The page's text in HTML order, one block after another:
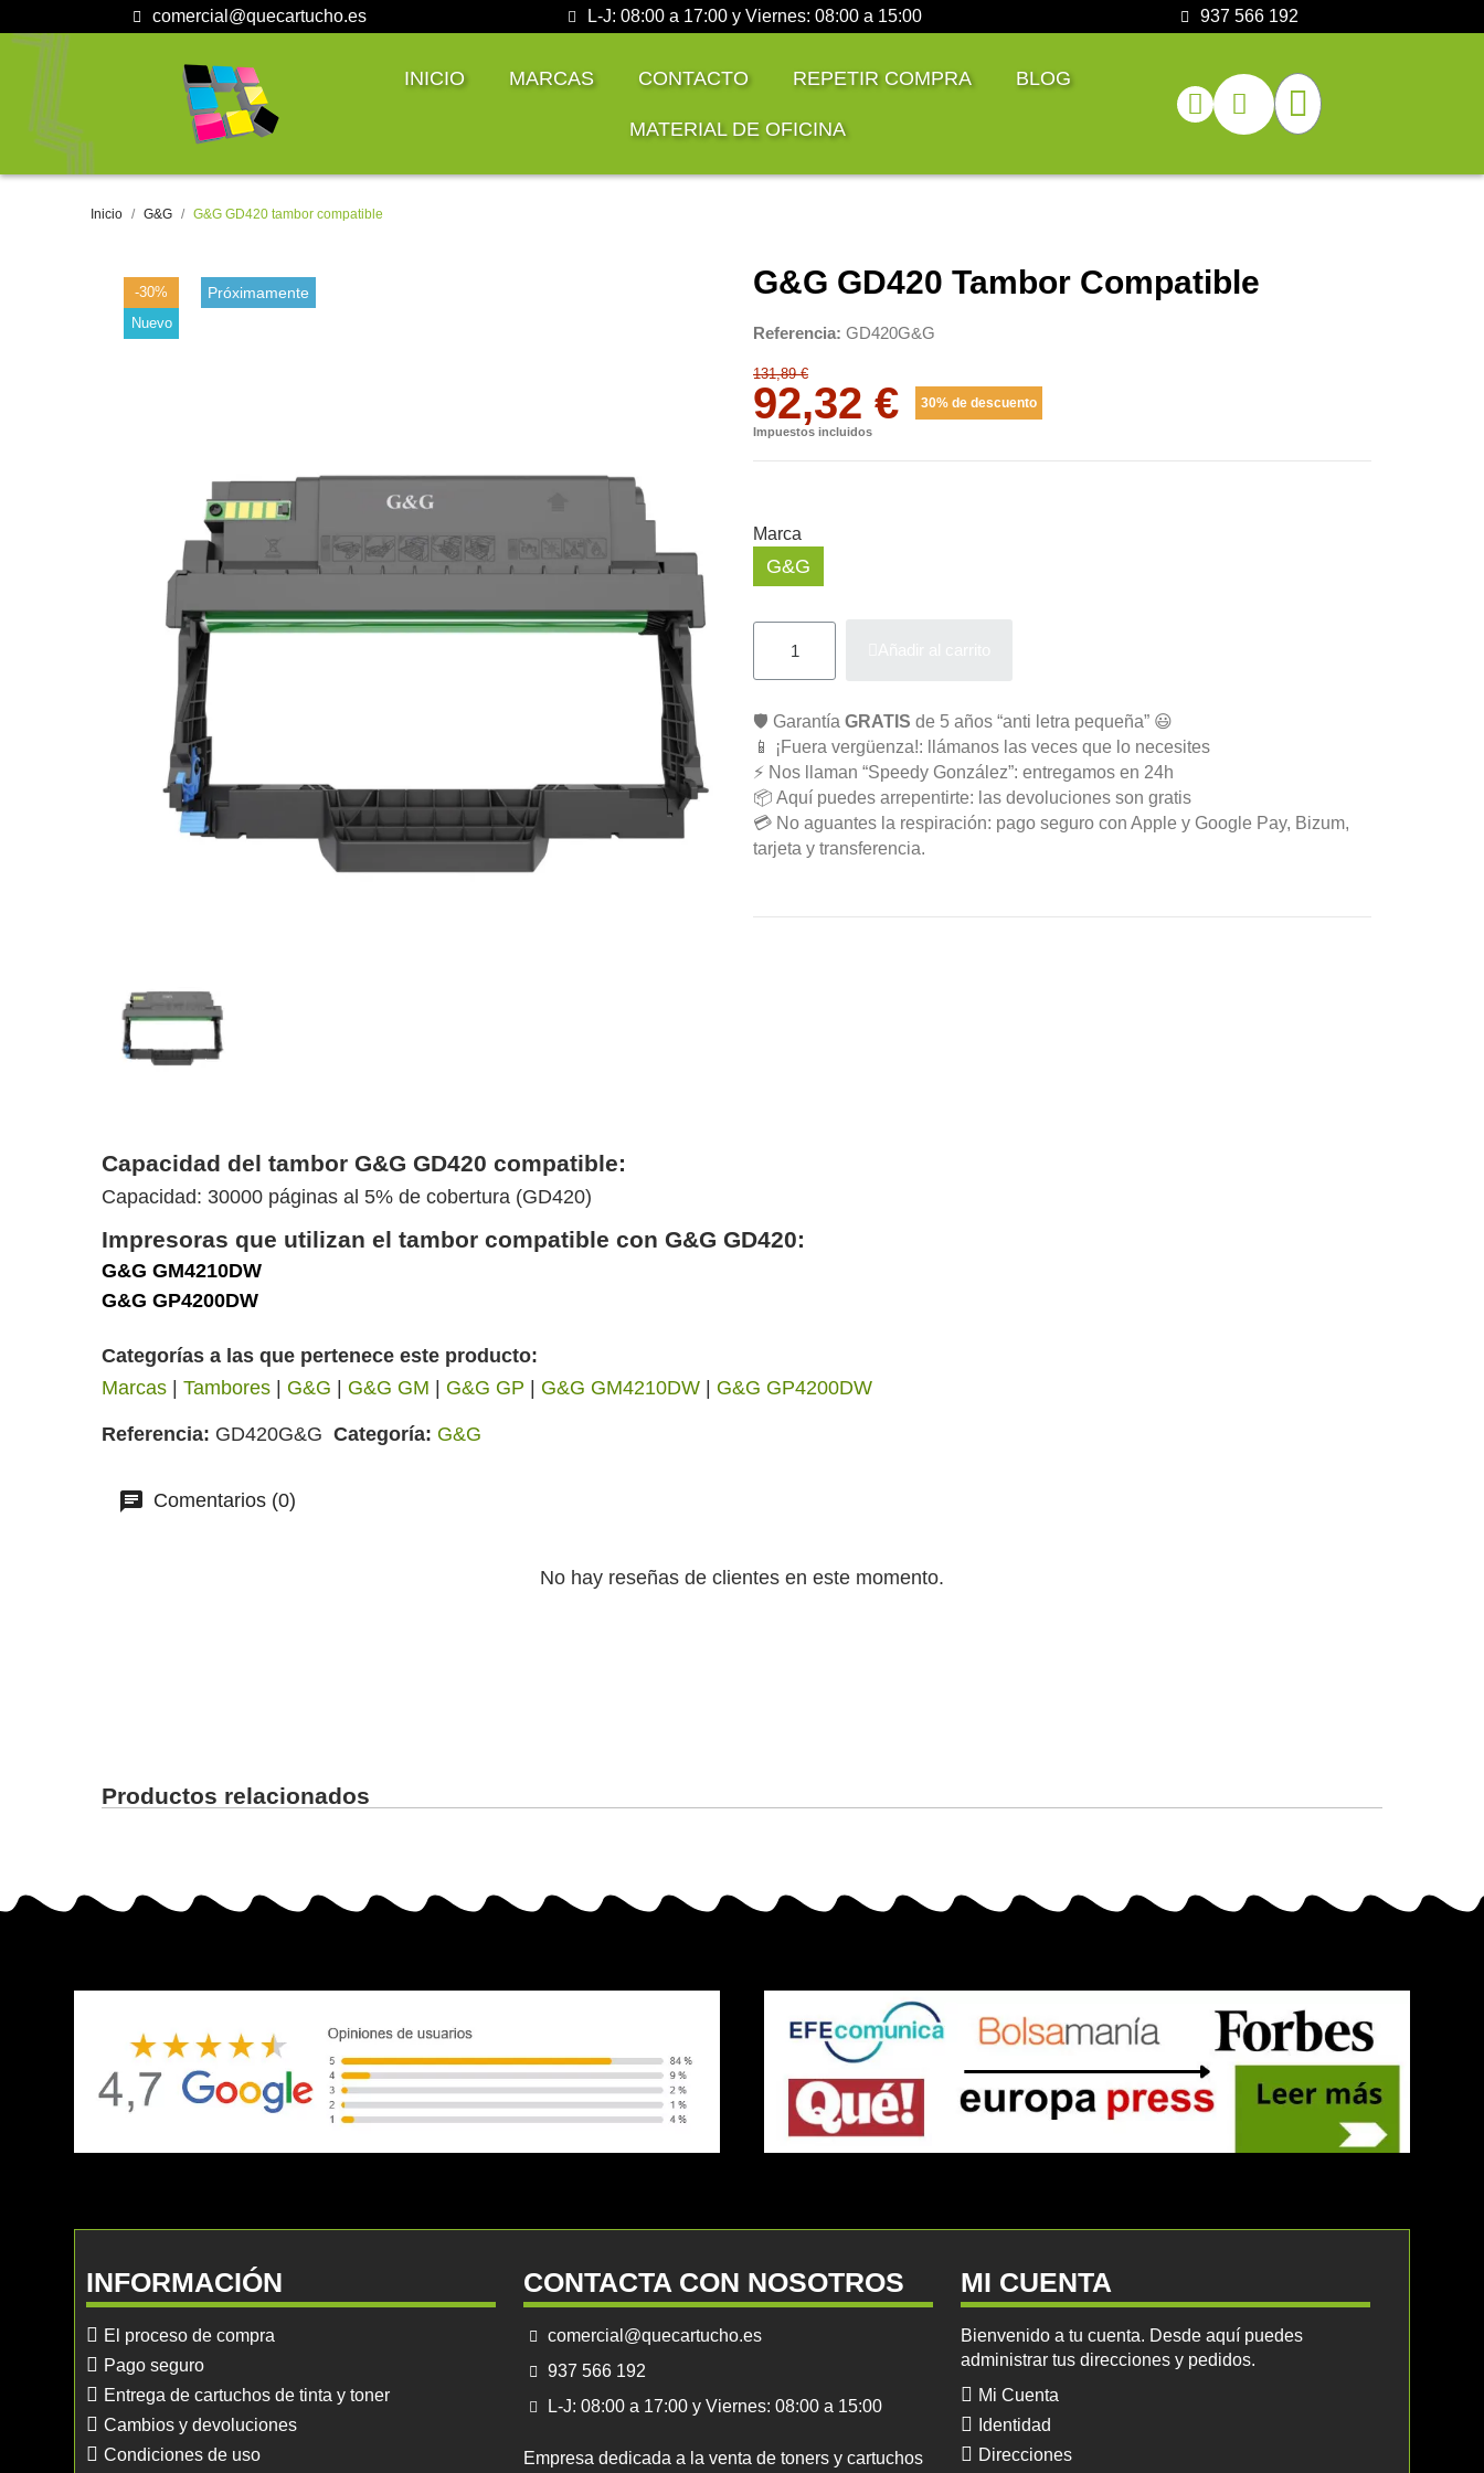
comercial@quecartucho.es L-J: 08:00 a 17:00 y Viernes: 08:00 a 15:00 937 566 192
INICIO MARCAS CONTACTO REPETIR COMPRA BLOG
MATERIAL DE OFICINA
Inicio G&G G&G GD420 tambor compatible
-30%
Nuevo
Próximamente G&G GD420 Tambor Compatible
Referencia GD420G&G
131,89 €
92,32 € 30% de descuento
Impuestos incluidos
Marca
G&G
🛡️ Garantía GRATIS de 5 años “anti letra pequeña” 😃
📱 ¡Fuera vergüenza!: llámanos las veces que lo necesites
⚡ Nos llaman “Speedy González”: entregamos en 24h
📦 Aquí puedes arrepentirte: las devoluciones son gratis
💳 No aguantes la respiración: pago seguro con Apple y Google Pay, Bizum,
tarjeta y transferencia.
Capacidad del tambor G&G GD420 compatible:
Capacidad: 30000 páginas al 5% de cobertura (GD420)
Impresoras que utilizan el tambor compatible con G&G GD420:
G&G GM4210DW
G&G GP4200DW
Categorías a las que pertenece este producto:
Marcas
Tambores G&G G&G GM G&G GP G&G GM4210DW G&G GP4200DW
Referencia GD420G&G Categoría G&G
Comentarios (0)
No hay reseñas de clientes en este momento.
Productos relacionados
INFORMACIÓN
El proceso de compra
Pago seguro
Entrega de cartuchos de tinta y toner
Cambios y devoluciones
Condiciones de uso
CONTACTA CON NOSOTROS
comercial@quecartucho.es
937 566 192
L-J: 08:00 a 17:00 y Viernes: 08:00 a 15:00
Empresa dedicada a la venta de toners y cartuchos
MI CUENTA
Bienvenido a tu cuenta. Desde aquí puedes
administrar tus direcciones y pedidos.
Mi Cuenta
Identidad
Direcciones